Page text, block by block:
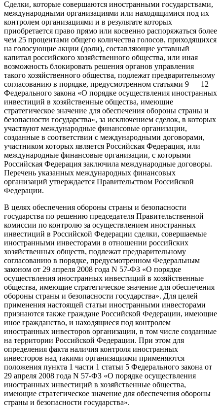
Сделки, которые совершаются иностранными государствами,
международными организациями или находящимися под их
контролем организациями и в результате которых
приобретается право прямо или косвенно распоряжаться более
чем 25 процентами общего количества голосов, приходящихся
на голосующие акции (доли), составляющие уставный
капитал российского хозяйственного общества, или иная
возможность блокировать решения органов управления
такого хозяйственного общества, подлежат предварительному
согласованию в порядке, предусмотренном статьями 9 — 12
Федерального закона «О порядке осуществления иностранных
инвестиций в хозяйственные общества, имеющие
стратегическое значение для обеспечения обороны страны и
безопасности государства», за исключением сделок, в которых
участвуют международные финансовые организации,
созданные в соответствии с международными договорами,
участником которых является Российская Федерация, или
международные финансовые организации, с которыми
Российская Федерация заключила международные договоры.
Перечень указанных международных финансовых
организаций утверждается Правительством Российской
Федерации.
В целях обеспечения обороны страны и безопасности
государства по решению председателя Правительственной
комиссии по контролю за осуществлением иностранных
инвестиций в Российской Федерации сделки, совершаемые
иностранными инвесторами в отношении российских
хозяйственных обществ, подлежат предварительному
согласованию в порядке, предусмотренном Федеральным
законом от 29 апреля 2008 года N 57-ФЗ «О порядке
осуществления иностранных инвестиций в хозяйственные
общества, имеющие стратегическое значение для обеспечения
обороны страны и безопасности государства». Для целей
применения настоящей статьи иностранными инвесторами
признаются также граждане Российской Федерации, имеющие
иное гражданство, и находящиеся под контролем
иностранных инвесторов организации, в том числе созданные
на территории Российской Федерации. При этом для
определения факта наличия контроля иностранных
инвесторов над такими организациями применяются
положения пункта 1 части 1 статьи 5 Федерального закона от
29 апреля 2008 года N 57-ФЗ «О порядке осуществления
иностранных инвестиций в хозяйственные общества,
имеющие стратегическое значение для обеспечения обороны
страны и безопасности государства».